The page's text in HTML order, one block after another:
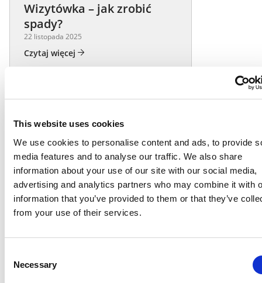
This website uses cookies
We use cookies to personalise content and ads, to provide
media features and to analyse our traffic. We also share
information about your use of our site with our social media,
advertising and analytics partners who may combine it with
information that you’ve provided to them or that they’ve
from your use of their services.
Selection
Necessary
Wizytówka – jak zrobić
spady?
22 listopada 2025
Czytaj więcej
2026 – co kiedy sadzić?